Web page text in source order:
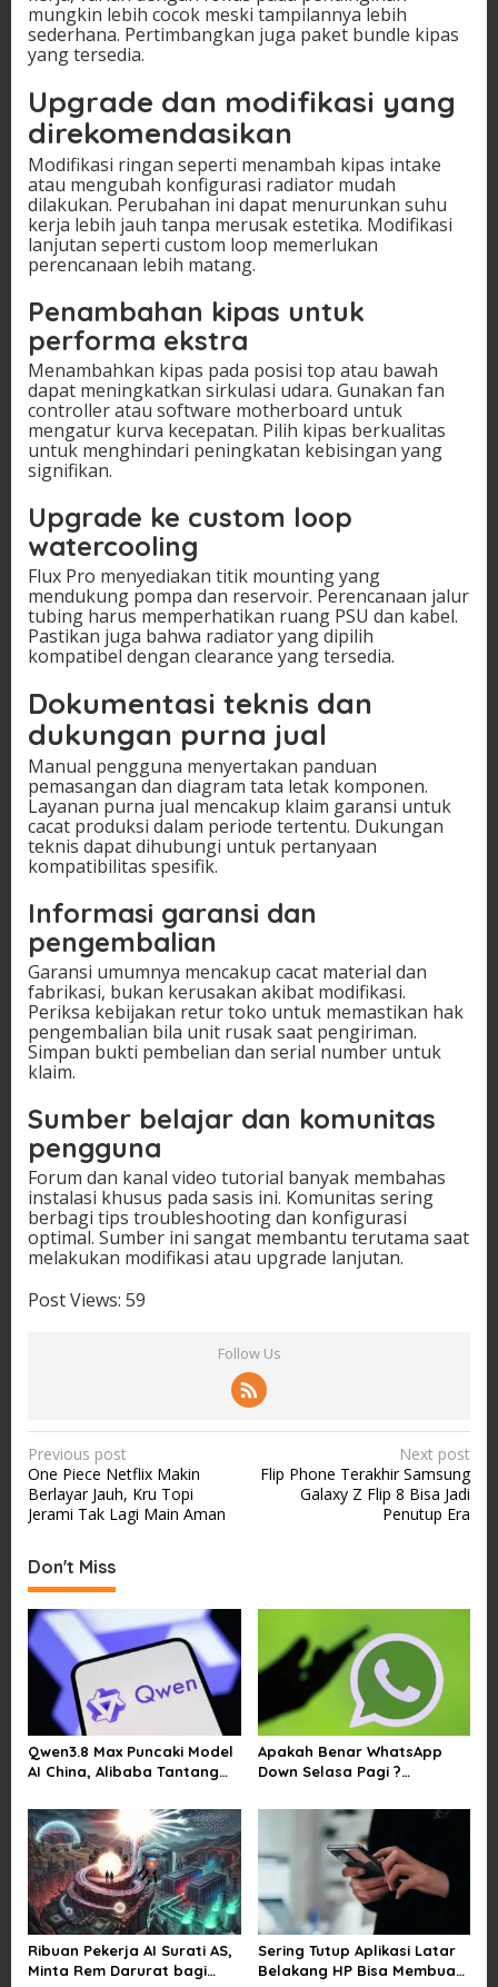
mungkin lebih cocok meski tampilannya lebih
sederhana. Pertimbangkan juga paket bundle kipas
yang tersedia.
Upgrade dan modifikasi yang
direkomendasikan
Modifikasi ringan seperti menambah kipas intake
atau mengubah konfigurasi radiator mudah
dilakukan. Perubahan ini dapat menurunkan suhu
kerja lebih jauh tanpa merusak estetika. Modifikasi
lanjutan seperti custom loop memerlukan
perencanaan lebih matang.
Penambahan kipas untuk
performa ekstra
Menambahkan kipas pada posisi top atau bawah
dapat meningkatkan sirkulasi udara. Gunakan fan
controller atau software motherboard untuk
mengatur kurva kecepatan. Pilih kipas berkualitas
untuk menghindari peningkatan kebisingan yang
signifikan.
Upgrade ke custom loop
watercooling
Flux Pro menyediakan titik mounting yang
mendukung pompa dan reservoir. Perencanaan jalur
tubing harus memperhatikan ruang PSU dan kabel.
Pastikan juga bahwa radiator yang dipilih
kompatibel dengan clearance yang tersedia.
Dokumentasi teknis dan
dukungan purna jual
Manual pengguna menyertakan panduan
pemasangan dan diagram tata letak komponen.
Layanan purna jual mencakup klaim garansi untuk
cacat produksi dalam periode tertentu. Dukungan
teknis dapat dihubungi untuk pertanyaan
kompatibilitas spesifik.
Informasi garansi dan
pengembalian
Garansi umumnya mencakup cacat material dan
fabrikasi, bukan kerusakan akibat modifikasi.
Periksa kebijakan retur toko untuk memastikan hak
pengembalian bila unit rusak saat pengiriman.
Simpan bukti pembelian dan serial number untuk
klaim.
Sumber belajar dan komunitas
pengguna
Forum dan kanal video tutorial banyak membahas
instalasi khusus pada sasis ini. Komunitas sering
berbagi tips troubleshooting dan konfigurasi
optimal. Sumber ini sangat membantu terutama saat
melakukan modifikasi atau upgrade lanjutan.
Post Views: 59
Follow Us
P
o
s
n
a
v
i
a
t
o
n
Previous post
One Piece Netflix Makin
Berlayar Jauh, Kru Topi
Jerami Tak Lagi Main Aman
Next post
Flip Phone Terakhir Samsung
Galaxy Z Flip 8 Bisa Jadi
Penutup Era
Don't Miss
Qwen3.8 Max Puncaki Model
AI China, Alibaba Tantang
Apakah Benar WhatsApp
Down Selasa Pagi ?
Gambar dan Video di
Sejumlah Wilayah
Ribuan Pekerja AI Surati AS,
Minta Rem Darurat bagi
Sering Tutup Aplikasi Latar
Belakang HP Bisa Membuat